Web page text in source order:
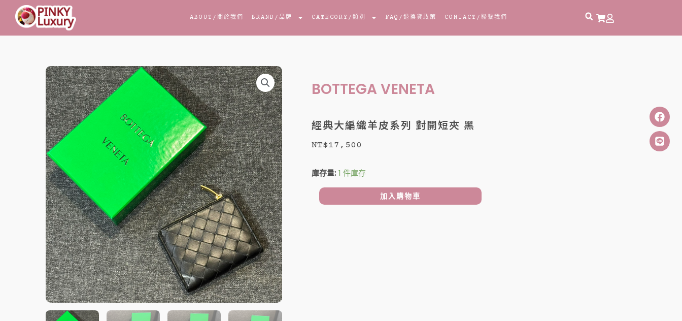
主
ABOUT /關於我們 BRAND /品牌 CATEGORY /類別 FAQ /退換貨政策 CONTACT /聯繫我們
BOTTEGA VENETA
經典大編織羊皮系列 對開短夾 黑
NT$17,500
庫存量: 1 件庫存
典
加入購物車